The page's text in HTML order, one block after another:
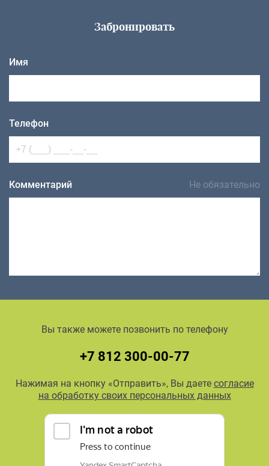
Забронировать
Имя
Телефон
Комментарий Не обязательно
Вы также можете позвонить по телефону
+7 812 300-00-77
Нажимая на кнопку «Отправить», Вы даете согласие
на обработку своих персональных данных